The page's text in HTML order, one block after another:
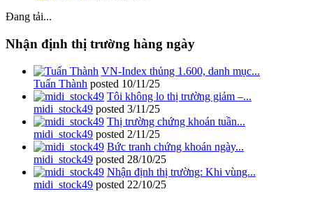
Đang tải...
Nhận định thị trường hàng ngày
VN-Index thủng 1.600, danh mục...
Tuấn Thành posted 10/11/25
Tôi không lo thị trường giảm –...
midi_stock49 posted 3/11/25
Thị trường chứng khoán tuần...
midi_stock49 posted 2/11/25
Bức tranh chứng khoán ngày...
midi_stock49 posted 28/10/25
Nhận định thị trường: Khi vùng...
midi_stock49 posted 22/10/25